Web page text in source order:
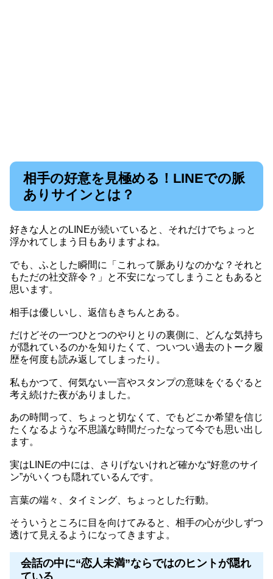
相手の好意を見極める！LINEでの脈
ありサインとは？
好きな人とのLINEが続いていると、それだけでちょっと
浮かれてしまう日もありますよね。
でも、ふとした瞬間に「これって脈ありなのかな？それと
もただの社交辞令？」と不安になってしまうこともあると
思います。
相手は優しいし、返信もきちんとある。
だけどその一つひとつのやりとりの裏側に、どんな気持ち
が隠れているのかを知りたくて、ついつい過去のトーク履
歴を何度も読み返してしまったり。
私もかつて、何気ない一言やスタンプの意味をぐるぐると
考え続けた夜がありました。
あの時間って、ちょっと切なくて、でもどこか希望を信じ
たくなるような不思議な時間だったなって今でも思い出し
ます。
実はLINEの中には、さりげないけれど確かな“好意のサイ
ン”がいくつも隠れているんです。
言葉の端々、タイミング、ちょっとした行動。
そういうところに目を向けてみると、相手の心が少しずつ
透けて見えるようになってきますよ。
会話の中に“恋人未満”ならではのヒントが隠れ